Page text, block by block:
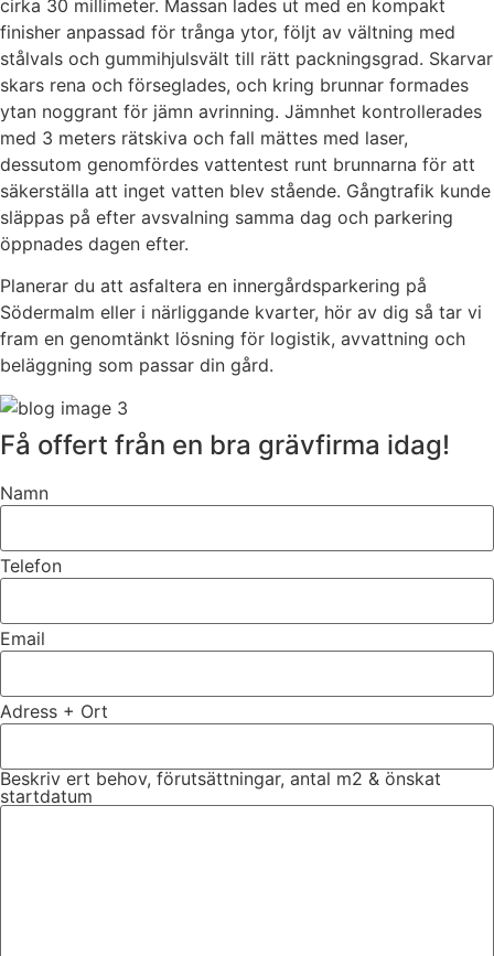
cirka 30 millimeter. Massan lades ut med en kompakt
finisher anpassad för trånga ytor, följt av vältning med
stålvals och gummihjulsvält till rätt packningsgrad. Skarvar
skars rena och förseglades, och kring brunnar formades
ytan noggrant för jämn avrinning. Jämnhet kontrollerades
med 3 meters rätskiva och fall mättes med laser,
dessutom genomfördes vattentest runt brunnarna för att
säkerställa att inget vatten blev stående. Gångtrafik kunde
släppas på efter avsvalning samma dag och parkering
öppnades dagen efter.
Planerar du att asfaltera en innergårdsparkering på
Södermalm eller i närliggande kvarter, hör av dig så tar vi
fram en genomtänkt lösning för logistik, avvattning och
beläggning som passar din gård.
Få offert från en bra grävfirma idag!
Namn
Telefon
Email
Adress + Ort
Beskriv ert behov, förutsättningar, antal m2 & önskat
startdatum